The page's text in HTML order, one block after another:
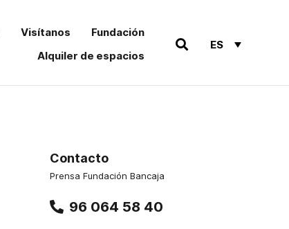
Visítanos
Fundación
Alquiler de espacios
ES
Contacto
Prensa Fundación Bancaja
96 064 58 40